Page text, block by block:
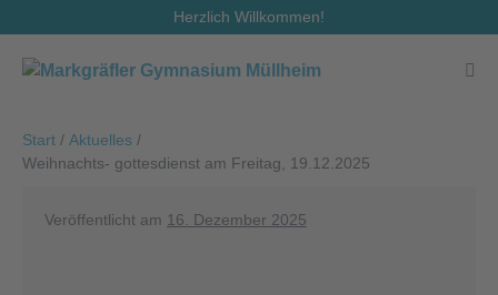
Inhalt
springen
Herzlich Willkommen!
Start / Aktuelles /
Weihnachts- gottesdienst am Freitag, 19.12.2025
Veröffentlicht am 16. Dezember 2025